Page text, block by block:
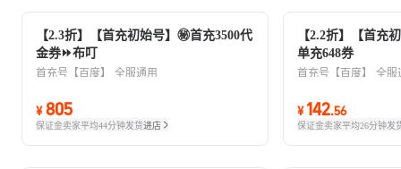
【2.3折】【首充初始号】㊙️首充3500代
金券⏩布叮
首充号【百度】 全服通用
¥ 805
保证金卖家平均44分钟发货进店
【2.2折】【首充
单充648券
首充号【百度】 全服
¥ 142.56
保证金卖家平均26分钟发